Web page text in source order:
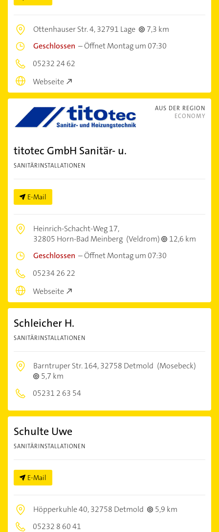
Ottenhauser Str. 4,32791 Lage
7,3 km
Geschlossen –Öffnet Montag um 07:30
05232 24 62
Webseite
AUS DER REGION
ECONOMY
titotec GmbH Sanitär- u.
SANITÄRINSTALLATIONEN
E-Mail
Heinrich-Schacht-Weg 17,
32805 Horn-Bad Meinberg (Veldrom)
12,6 km
Geschlossen –Öffnet Montag um 07:30
05234 26 22
Webseite
Schleicher H.
SANITÄRINSTALLATIONEN
Barntruper Str. 164,32758 Detmold (Mosebeck)
5,7 km
05231 2 63 54
Schulte Uwe
SANITÄRINSTALLATIONEN
E-Mail
Höpperkuhle 40,32758 Detmold
5,9 km
05232 8 60 41